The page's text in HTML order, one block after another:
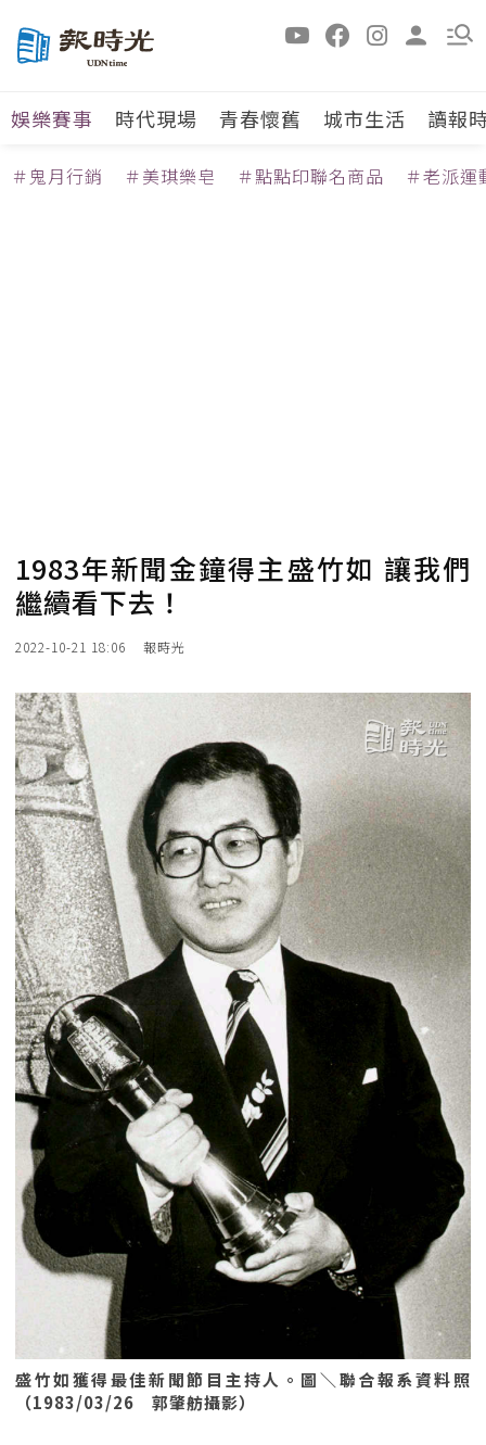
娛樂賽事 時代現場 青春懷舊 城市生活 讀報
＃鬼月行銷 ＃美琪樂皂 ＃點點印聯名商品 ＃老派運
1983年新聞金鐘得主盛竹如 讓我們
繼續看下去！
2022-10-21 18:06 報時光
盛竹如獲得最佳新聞節目主持人。圖＼聯合報系資料照
（1983/03/26 郭肇舫攝影）